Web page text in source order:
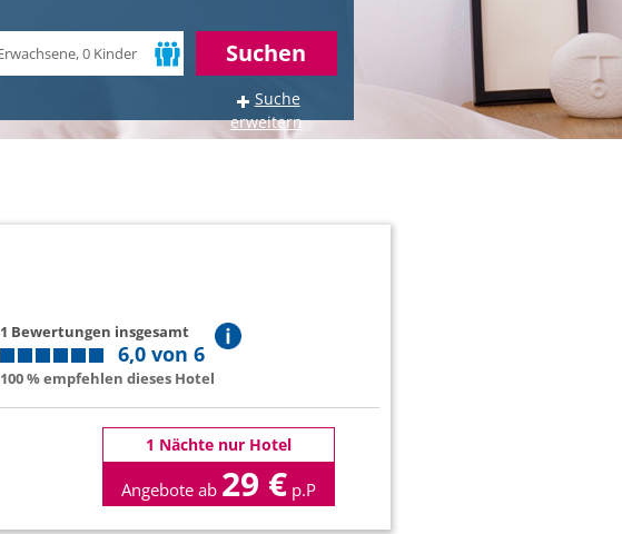
Suchen
Suche
erweitern
1 Bewertungen insgesamt
6,0 von 6
100 % empfehlen dieses Hotel
1 Nächte nur Hotel
Angebote ab 29 € p.P